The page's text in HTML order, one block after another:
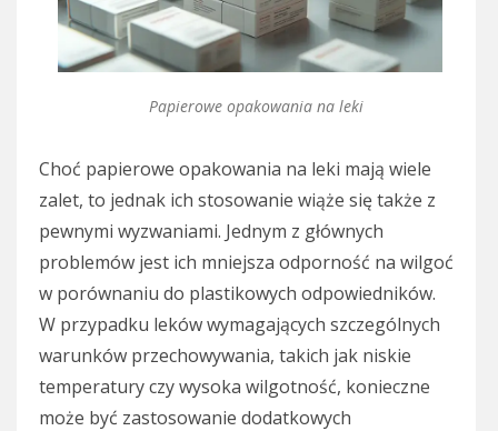
Papierowe opakowania na leki
Choć papierowe opakowania na leki mają wiele
zalet, to jednak ich stosowanie wiąże się także z
pewnymi wyzwaniami. Jednym z głównych
problemów jest ich mniejsza odporność na wilgoć
w porównaniu do plastikowych odpowiedników.
W przypadku leków wymagających szczególnych
warunków przechowywania, takich jak niskie
temperatury czy wysoka wilgotność, konieczne
może być zastosowanie dodatkowych